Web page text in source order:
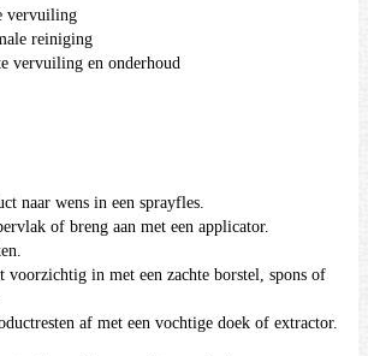
vervuiling
reiniging
vervuiling en onderhoud
naar wens in een sprayfles.
of breng aan met een applicator.
voorzichtig in met een zachte borstel, spons of
af met een vochtige doek of extractor.